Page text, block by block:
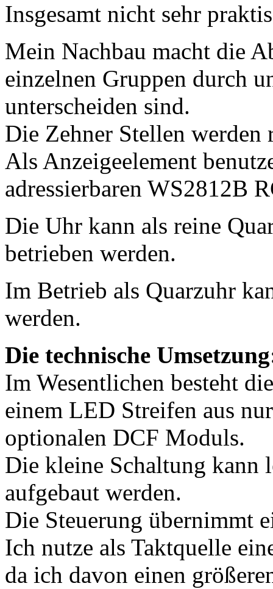
Insgesamt nicht sehr
Mein Nachbau macht die
einzelnen Gruppen durch
unterscheiden sind.
Die Zehner Stellen
Als Anzeigeelement
adressierbaren WS2812B
Die Uhr kann als reine
betrieben werden.
Im Betrieb als Quarzuhr
werden.
Die technische
Im Wesentlichen besteht
einem LED Streifen aus
optionalen DCF Moduls.
Die kleine Schaltung kann
aufgebaut werden.
Die Steuerung übernimmt
Ich nutze als Taktquelle
da ich davon einen